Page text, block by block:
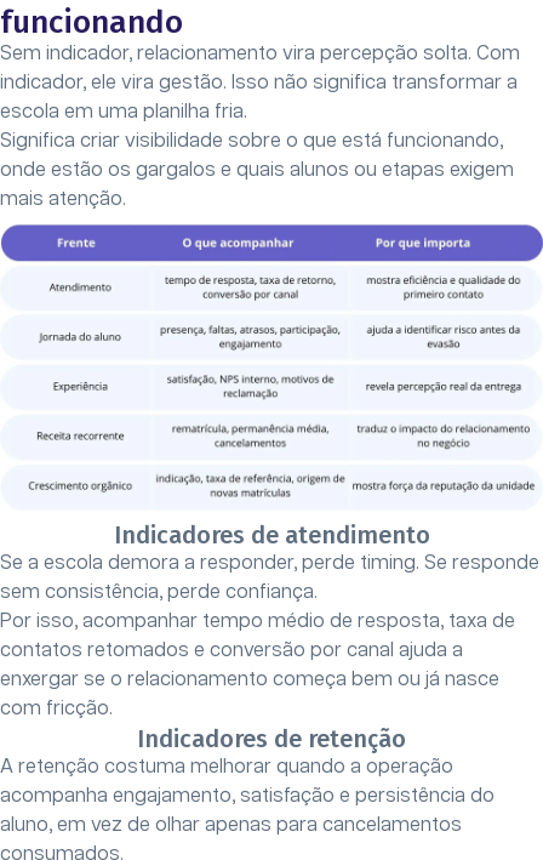
funcionando
Sem indicador, relacionamento vira percepção solta. Com
indicador, ele vira gestão. Isso não significa transformar a
escola em uma planilha fria.
Significa criar visibilidade sobre o que está funcionando,
onde estão os gargalos e quais alunos ou etapas exigem
mais atenção.
Indicadores de atendimento
Se a escola demora a responder, perde timing. Se responde
sem consistência, perde confiança.
Por isso, acompanhar tempo médio de resposta, taxa de
contatos retomados e conversão por canal ajuda a
enxergar se o relacionamento começa bem ou já nasce
com fricção.
Indicadores de retenção
A retenção costuma melhorar quando a operação
acompanha engajamento, satisfação e persistência do
aluno, em vez de olhar apenas para cancelamentos
consumados.